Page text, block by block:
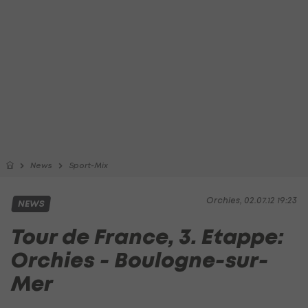
News Sport-Mix
Orchies, 02.07.12 19:23
NEWS
Tour de France, 3. Etappe:
Orchies - Boulogne-sur-
Mer